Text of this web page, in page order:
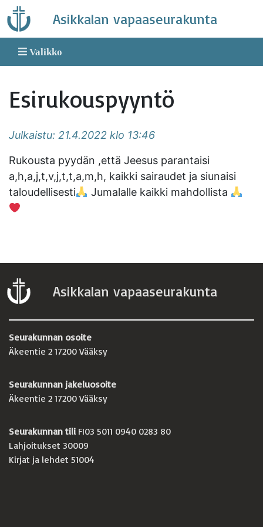
Skip
to
content
Asikkalan vapaaseurakunta
Valikko
Esirukouspyyntö
Julkaistu: 21.4.2022 klo 13:46
Rukousta pyydän ,että Jeesus parantaisi
a,h,a,j,t,v,j,t,t,a,m,h, kaikki sairaudet ja siunaisi
taloudellisesti
Jumalalle kaikki mahdollista
Asikkalan vapaaseurakunta
Seurakunnan osoite
Äkeentie 2 17200 Vääksy
Seurakunnan jakeluosoite
Äkeentie 2 17200 Vääksy
Seurakunnan tili FI03 5011 0940 0283 80
Lahjoitukset 30009
Kirjat ja lehdet 51004